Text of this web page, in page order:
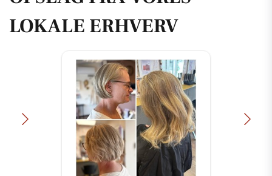
LOKALE ERHVERV